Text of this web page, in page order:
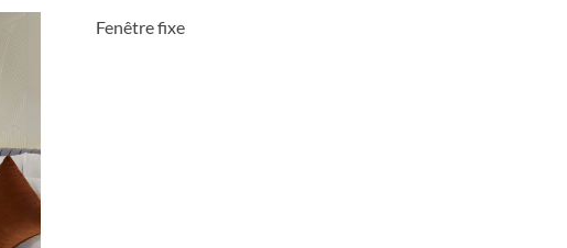
avec balcon français
Fenêtre fixe